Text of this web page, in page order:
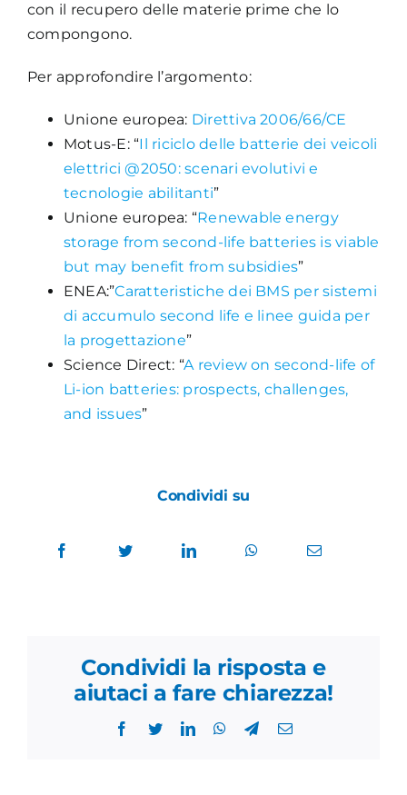
con il recupero delle materie prime che lo
compongono.
Per approfondire l’argomento:
Unione europea: Direttiva 2006/66/CE
Motus-E: “Il riciclo delle batterie dei veicoli
elettrici @2050: scenari evolutivi e
tecnologie abilitanti”
Unione europea: “Renewable energy
storage from second-life batteries is viable
but may benefit from subsidies”
ENEA:”Caratteristiche dei BMS per sistemi
di accumulo second life e linee guida per
la progettazione”
Science Direct: “A review on second-life of
Li-ion batteries: prospects, challenges,
and issues”
Condividi su
Condividi la risposta e
aiutaci a fare chiarezza!
Facebook
TwitterLinkedInWhatsApp
TelegramEmail